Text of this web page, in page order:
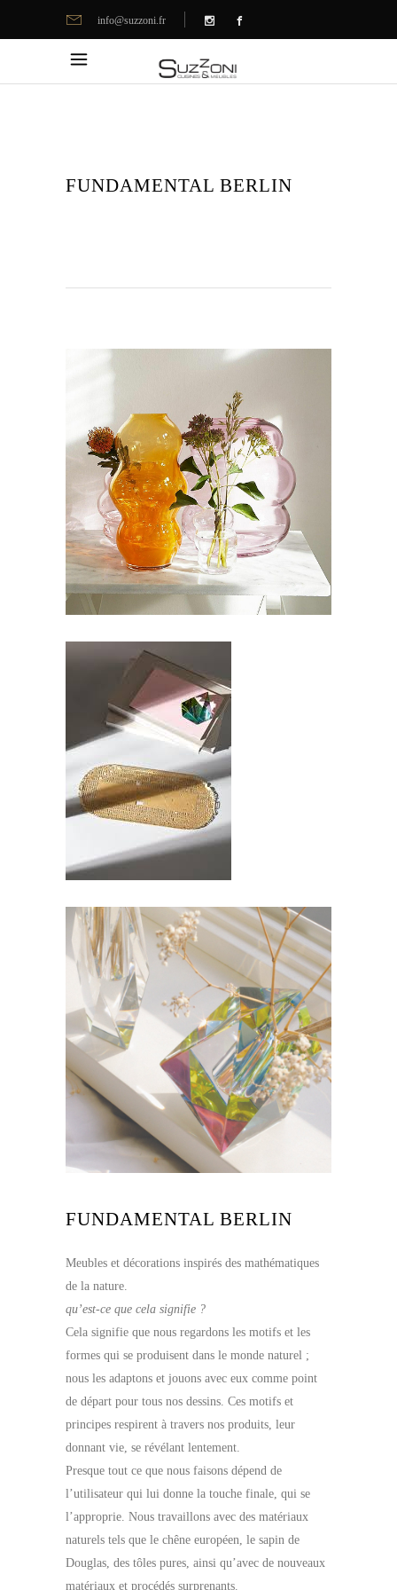
info@suzzoni.fr
FUNDAMENTAL BERLIN
FUNDAMENTAL BERLIN
Meubles et décorations inspirés des mathématiques
de la nature.
qu’est-ce que cela signifie ?
Cela signifie que nous regardons les motifs et les
formes qui se produisent dans le monde naturel ;
nous les adaptons et jouons avec eux comme point
de départ pour tous nos dessins. Ces motifs et
principes respirent à travers nos produits, leur
donnant vie, se révélant lentement.
Presque tout ce que nous faisons dépend de
l’utilisateur qui lui donne la touche finale, qui se
l’approprie. Nous travaillons avec des matériaux
naturels tels que le chêne européen, le sapin de
Douglas, des tôles pures, ainsi qu’avec de nouveaux
matériaux et procédés surprenants.